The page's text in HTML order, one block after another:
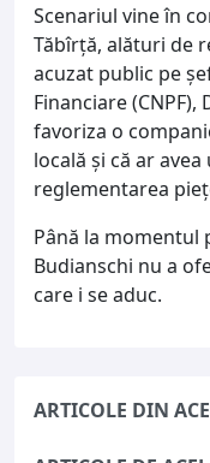
Scenariul vine în
Tăbîrță, alături de
acuzat public pe
Financiare
favoriza o
locală și că ar
reglementarea
Până la momentul
Budianschi nu a
care i se aduc.